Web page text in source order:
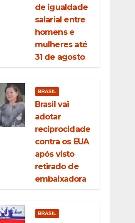
de igualdade
salarial entre
homens e
mulheres até
31 de agosto
BRASIL
Brasil vai
adotar
reciprocidade
contra os EUA
após visto
retirado de
embaixadora
BRASIL